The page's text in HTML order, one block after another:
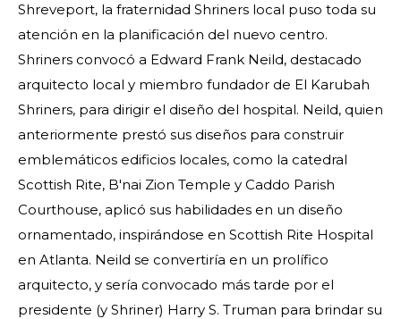
Shreveport, la fraternidad Shriners local puso toda su
atención en la planificación del nuevo centro.
Shriners convocó a Edward Frank Neild, destacado
arquitecto local y miembro fundador de El Karubah
Shriners, para dirigir el diseño del hospital. Neild, quien
anteriormente prestó sus diseños para construir
emblemáticos edificios locales, como la catedral
Scottish Rite, B'nai Zion Temple y Caddo Parish
Courthouse, aplicó sus habilidades en un diseño
ornamentado, inspirándose en Scottish Rite Hospital
en Atlanta. Neild se convertiría en un prolífico
arquitecto, y sería convocado más tarde por el
presidente (y Shriner) Harry S. Truman para brindar su